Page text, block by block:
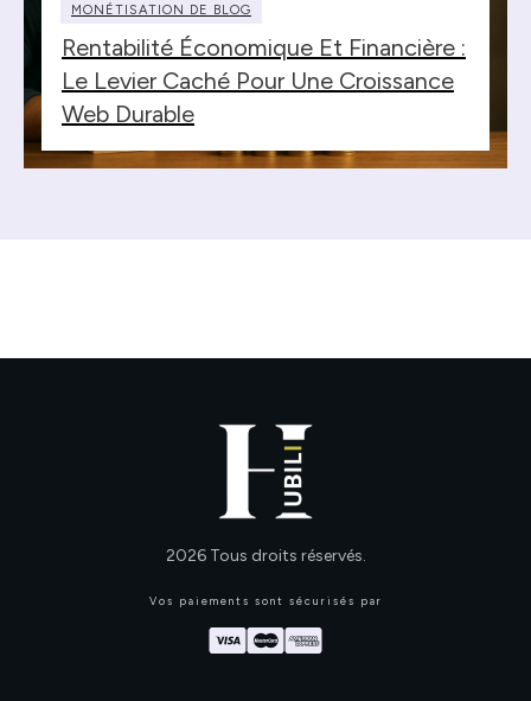
MONÉTISATION DE BLOG
Rentabilité Économique Et Financière :
Le Levier Caché Pour Une Croissance
Web Durable
2026Tous droits réservés.
Vos paiements sont sécurisés par